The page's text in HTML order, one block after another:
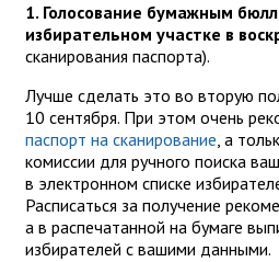
1. Голосование бумажным
избирательном участке в
сканирования паспорта).
Лучше сделать это во вторую
10 сентября. При этом очень
паспорт на сканирование, а
комиссии для ручного поиска
в электронном списке
Расписаться за получение
а в распечатанной на бумаге
избирателей с вашими данными.